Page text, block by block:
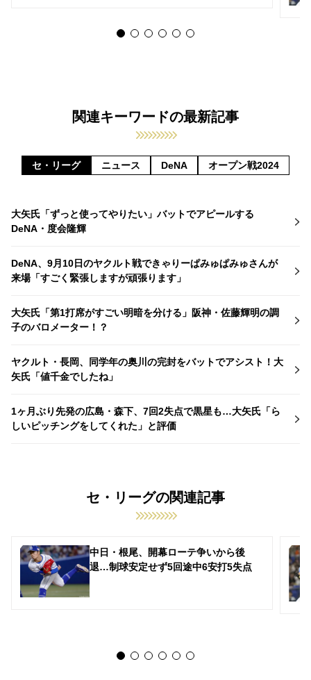
関連キーワードの最新記事
セ・リーグ ニュース DeNA オープン戦2024
大矢氏「ずっと使ってやりたい」バットでアピールする
DeNA・度会隆輝
DeNA、9月10日のヤクルト戦できゃりーぱみゅぱみゅさんが
来場「すごく緊張しますが頑張ります」
大矢氏「第1打席がすごい明暗を分ける」阪神・佐藤輝明の調
子のバロメーター！？
ヤクルト・長岡、同学年の奥川の完封をバットでアシスト！大
矢氏「値千金でしたね」
1ヶ月ぶり先発の広島・森下、7回2失点で黒星も…大矢氏「ら
しいピッチングをしてくれた」と評価
セ・リーグの関連記事
中日・根尾、開幕ローテ争いから後
退…制球安定せず5回途中6安打5失点